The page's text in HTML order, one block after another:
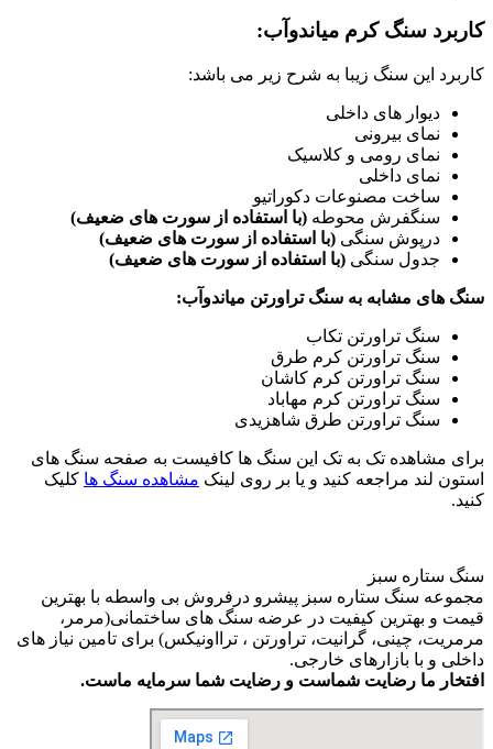
کاربرد سنگ کرم میاندوآب:
کاربرد این سنگ زیبا به شرح زیر می باشد:
دیوار های داخلی
نمای بیرونی
نمای رومی و کلاسیک
نمای داخلی
ساخت مصنوعات دکوراتیو
سنگفرش محوطه (با استفاده از سورت های ضعیف)
درپوش سنگی (با استفاده از سورت های ضعیف)
جدول سنگی (با استفاده از سورت های ضعیف)
سنگ های مشابه به سنگ تراورتن میاندوآب:
سنگ تراورتن تکاب
سنگ تراورتن کرم طرق
سنگ تراورتن کرم کاشان
سنگ تراورتن کرم مهاباد
سنگ تراورتن طرق شاهزیدی
برای مشاهده تک به تک این سنگ ها کافیست به صفحه سنگ های
استون لند مراجعه کنید و یا بر روی لینک مشاهده سنگ ها کلیک
کنید.
سنگ ستاره سبز
مجموعه سنگ ستاره سبز پیشرو درفروش بی واسطه با بهترین
قیمت و بهترین کیفیت در عرضه سنگ های ساختمانی(مرمر،
مرمریت، چینی، گرانیت، تراورتن ، ترااونیکس) برای تامین نیاز های
داخلی و با بازارهای خارجی.
افتخار ما رضایت شماست و رضایت شما سرمایه ماست.